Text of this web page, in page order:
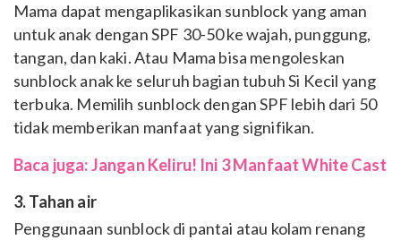
Mama dapat mengaplikasikan sunblock yang aman
untuk anak dengan SPF 30-50 ke wajah, punggung,
tangan, dan kaki. Atau Mama bisa mengoleskan
sunblock anak ke seluruh bagian tubuh Si Kecil yang
terbuka. Memilih sunblock dengan SPF lebih dari 50
tidak memberikan manfaat yang signifikan.
Baca juga: Jangan Keliru! Ini 3 Manfaat White Cast
3. Tahan air
Penggunaan sunblock di pantai atau kolam renang